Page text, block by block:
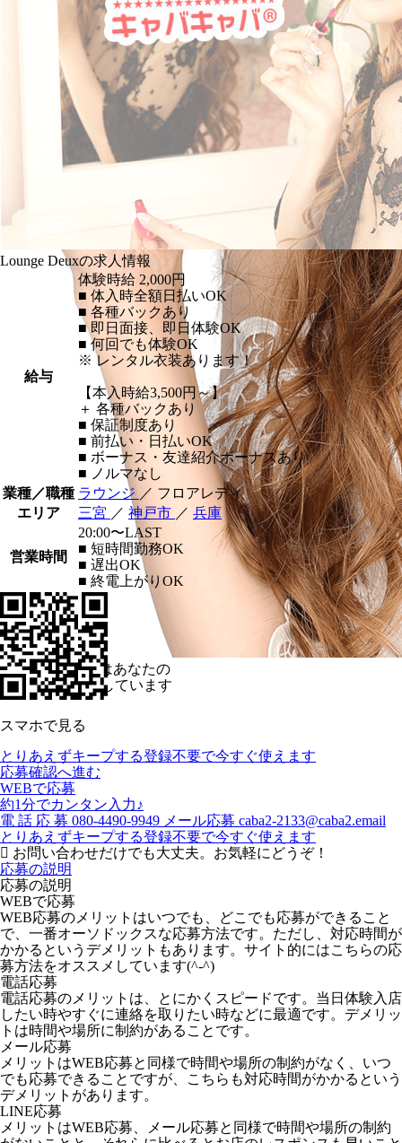
キャバキャバⓇ はあなたの
体験入店を応援しています
Lounge Deuxの求人情報
給与
体験時給 2,000円
■ 体入時全額日払いOK
■ 各種バックあり
■ 即日面接、即日体験OK
■ 何回でも体験OK
※ レンタル衣装あります！
【本入時給3,500円～】
＋ 各種バックあり
■ 保証制度あり
■ 前払い・日払いOK
■ ボーナス・友達紹介ボーナスあり
■ ノルマなし
業種／職種 ラウンジ ／ フロアレディ
エリア
三宮 ／ 神戸市 ／ 兵庫
営業時間
20:00〜LAST
■ 短時間勤務OK
■ 遅出OK
■ 終電上がりOK
スマホで見る
とりあえずキープする登録不要で今すぐ使えます
応募確認へ進む
WEBで応募
約1分でカンタン入力♪
電 話 応 募 080-4490-9949 メール応募 caba2-2133@caba2.email
とりあえずキープする登録不要で今すぐ使えます
お問い合わせだけでも大丈夫。お気軽にどうぞ！
応募の説明
応募の説明
WEBで応募
WEB応募のメリットはいつでも、どこでも応募ができること
で、一番オーソドックスな応募方法です。ただし、対応時間が
かかるというデメリットもあります。サイト的にはこちらの応
募方法をオススメしています(^-^)
電話応募
電話応募のメリットは、とにかくスピードです。当日体験入店
したい時やすぐに連絡を取りたい時などに最適です。デメリッ
トは時間や場所に制約があることです。
メール応募
メリットはWEB応募と同様で時間や場所の制約がなく、いつ
でも応募できることですが、こちらも対応時間がかかるという
デメリットがあります。
LINE応募
メリットはWEB応募、メール応募と同様で時間や場所の制約